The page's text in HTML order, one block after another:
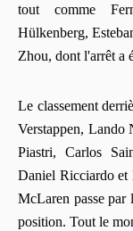
tout comme
Hülkenberg,
Zhou, dont l'arrêt a
Le classement
Verstappen, Lando
Piastri, Carlos
Daniel Ricciardo et
McLaren passe par
position. Tout le